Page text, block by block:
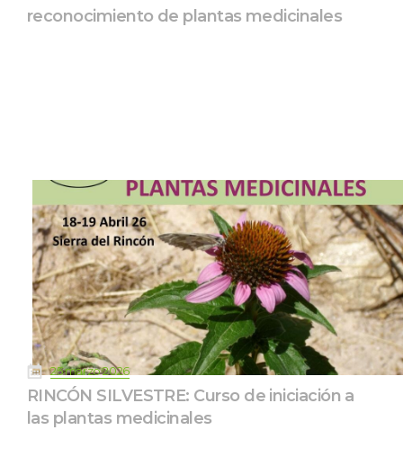
reconocimiento de plantas medicinale
25 marzo 2026
RINCÓN SILVESTRE: Curso de iniciación a
las plantas medicinale